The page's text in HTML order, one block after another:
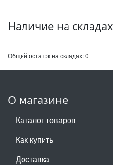
Наличие на складах
Общий остаток на складах:0
О магазине
Каталог товаров
Как купить
Доставка